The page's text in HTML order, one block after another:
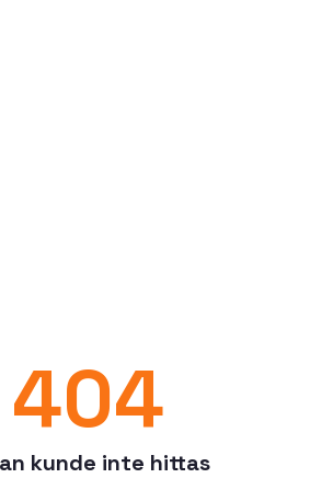
404
kunde inte hittas